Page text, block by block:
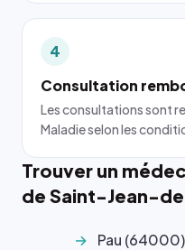
4
Consultation
Les consultations sont
Maladie selon les
Trouver un
de Saint-Jean-
Pau (64000)